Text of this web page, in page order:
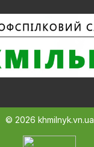
© 2026 khmilnyk.vn.ua